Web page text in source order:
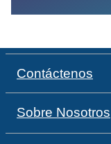
Contáctenos
Sobre Nosotros